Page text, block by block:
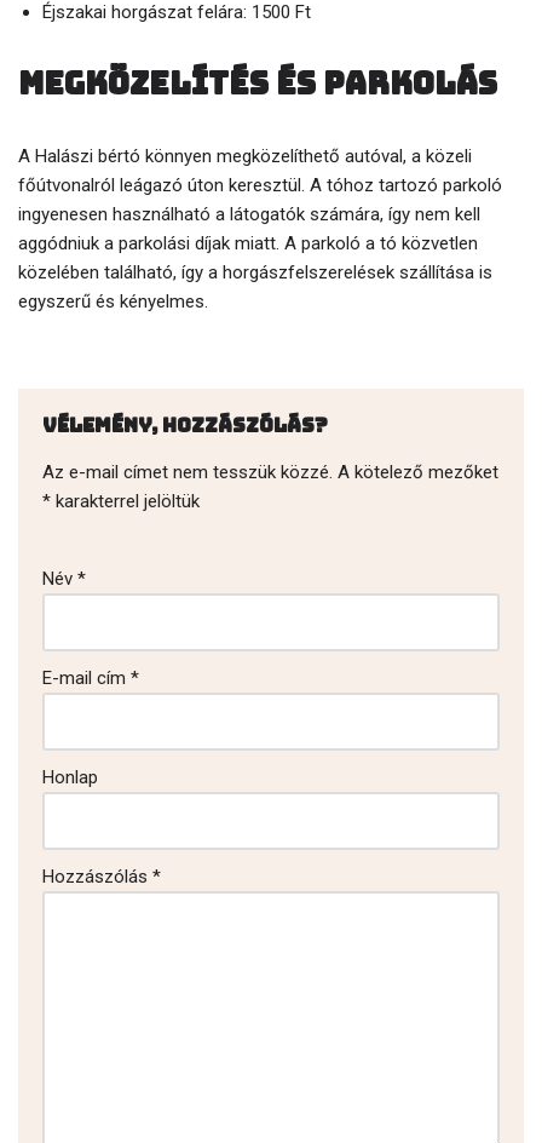
Éjszakai horgászat felára: 1500 Ft
Megközelítés és parkolás
A Halászi bértó könnyen megközelíthető autóval, a közeli
főútvonalról leágazó úton keresztül. A tóhoz tartozó parkoló
ingyenesen használható a látogatók számára, így nem kell
aggódniuk a parkolási díjak miatt. A parkoló a tó közvetlen
közelében található, így a horgászfelszerelések szállítása is
egyszerű és kényelmes.
Vélemény, hozzászólás?
Az e-mail címet nem tesszük közzé. A kötelező mezőket
* karakterrel jelöltük
Név *
E-mail cím *
Honlap
Hozzászólás *